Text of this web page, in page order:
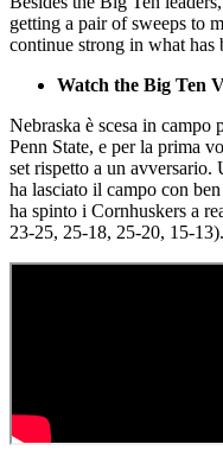
getting a pair of sweeps to
continue strong in what has
Watch the Big Ten
Nebraska è scesa in campo
Penn State, e per la prima
set rispetto a un avversario.
ha lasciato il campo con
ha spinto i Cornhuskers a
23-25, 25-18, 25-20, 15-13).